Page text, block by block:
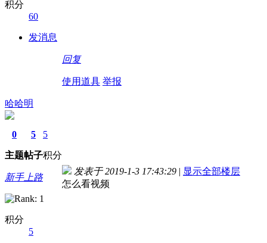
积分
60
发消息
回复
使用道具 举报
哈哈明
0
主题
5
帖子
5
积分
新手上路
积分
5
发表于 2019-1-3 17:43:29 | 显示全部楼层
怎么看视频